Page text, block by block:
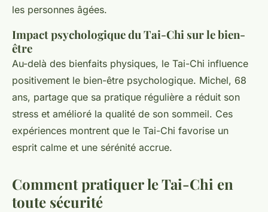
les personnes âgées.
Impact psychologique du Tai-Chi sur le bien-
être
Au-delà des bienfaits physiques, le Tai-Chi influence
positivement le bien-être psychologique. Michel, 68
ans, partage que sa pratique régulière a réduit son
stress et amélioré la qualité de son sommeil. Ces
expériences montrent que le Tai-Chi favorise un
esprit calme et une sérénité accrue.
Comment pratiquer le Tai-Chi en
toute sécurité